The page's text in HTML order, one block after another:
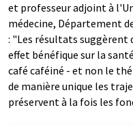
et professeur adjoint à
médecine, Département
: "Les résultats suggèrent
effet bénéfique sur la
café caféiné - et non le
de manière unique les
préservent à la fois les